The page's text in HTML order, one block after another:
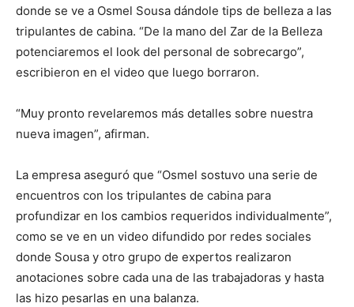
donde se ve a Osmel Sousa dándole tips de belleza a las
tripulantes de cabina. “De la mano del Zar de la Belleza
potenciaremos el look del personal de sobrecargo”,
escribieron en el video que luego borraron.
“Muy pronto revelaremos más detalles sobre nuestra
nueva imagen”, afirman.
La empresa aseguró que “Osmel sostuvo una serie de
encuentros con los tripulantes de cabina para
profundizar en los cambios requeridos individualmente”,
como se ve en un video difundido por redes sociales
donde Sousa y otro grupo de expertos realizaron
anotaciones sobre cada una de las trabajadoras y hasta
las hizo pesarlas en una balanza.